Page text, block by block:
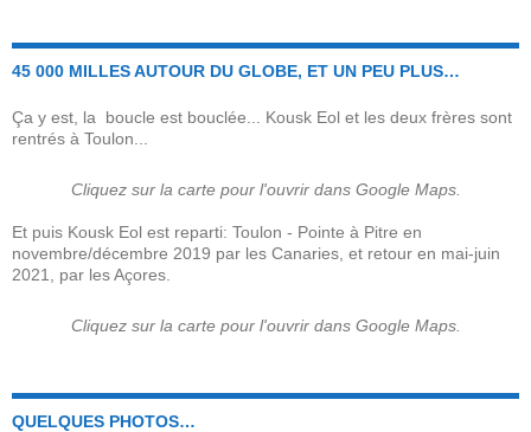
45 000 MILLES AUTOUR DU GLOBE, ET UN PEU PLUS…
Ça y est, la boucle est bouclée... Kousk Eol et les deux frères sont
rentrés à Toulon...
Cliquez sur la carte pour l'ouvrir dans Google Maps.
Et puis Kousk Eol est reparti: Toulon - Pointe à Pitre en
novembre/décembre 2019 par les Canaries, et retour en mai-juin
2021, par les Açores.
Cliquez sur la carte pour l'ouvrir dans Google Maps.
QUELQUES PHOTOS…